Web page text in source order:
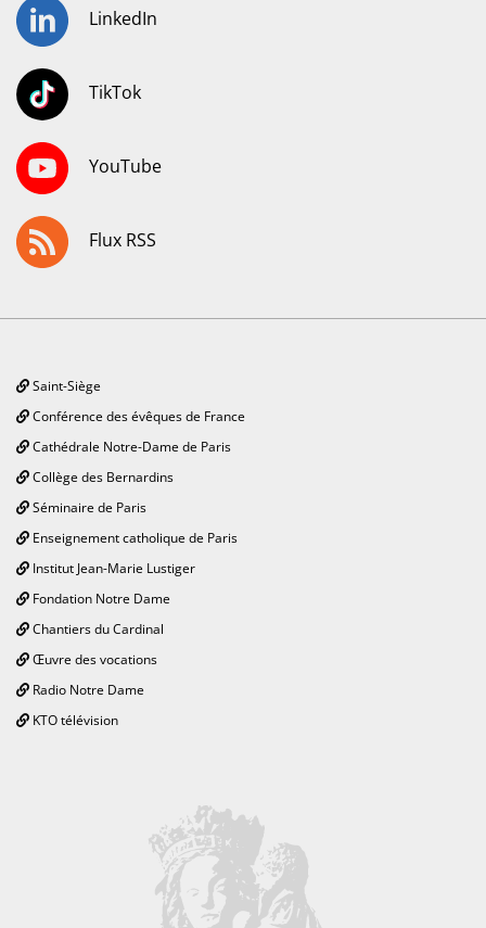
LinkedIn
TikTok
YouTube
Flux RSS
Saint-Siège
Conférence des évêques de France
Cathédrale Notre-Dame de Paris
Collège des Bernardins
Séminaire de Paris
Enseignement catholique de Paris
Institut Jean-Marie Lustiger
Fondation Notre Dame
Chantiers du Cardinal
Œuvre des vocations
Radio Notre Dame
KTO télévision